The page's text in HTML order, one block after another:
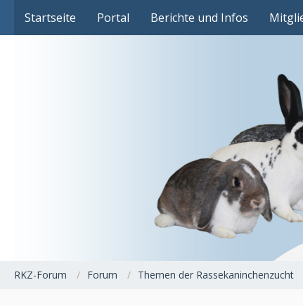
Startseite Portal Berichte und Infos
RKZ-Forum Forum Themen der Rassekaninchenzucht